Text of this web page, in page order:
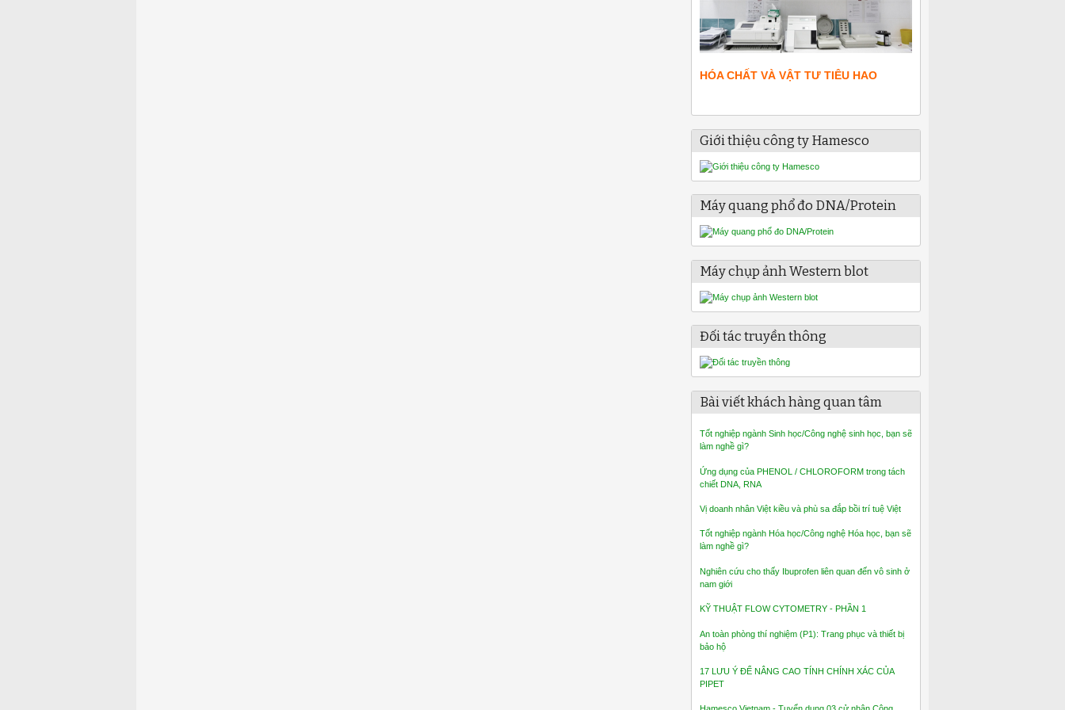
HÓA CHẤT VÀ VẬT TƯ TIÊU HAO
Giới thiệu công ty Hamesco
Máy quang phổ đo DNA/Protein
Máy chụp ảnh Western blot
Đối tác truyền thông
Bài viết khách hàng quan tâm
Tốt nghiệp ngành Sinh học/Công nghệ sinh học, bạn sẽ
làm nghề gì?
Ứng dụng của PHENOL / CHLOROFORM trong tách
chiết DNA, RNA
Vị doanh nhân Việt kiều và phù sa đắp bồi trí tuệ Việt
Tốt nghiệp ngành Hóa học/Công nghệ Hóa học, bạn sẽ
làm nghề gì?
Nghiên cứu cho thấy Ibuprofen liên quan đến vô sinh ở
nam giới
KỸ THUẬT FLOW CYTOMETRY - PHẦN 1
An toàn phòng thí nghiệm (P1): Trang phục và thiết bị
bảo hộ
17 LƯU Ý ĐỂ NÂNG CAO TÍNH CHÍNH XÁC CỦA
PIPET